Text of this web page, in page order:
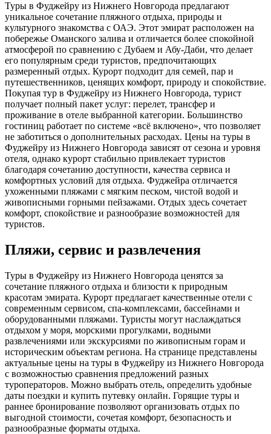
Туры в Фуджейру из Нижнего Новгорода предлагают
уникальное сочетание пляжного отдыха, природы и
культурного знакомства с ОАЭ. Этот эмират расположен на
побережье Оманского залива и отличается более спокойной
атмосферой по сравнению с Дубаем и Абу-Даби, что делает
его популярным среди туристов, предпочитающих
размеренный отдых. Курорт подходит для семей, пар и
путешественников, ценящих комфорт, природу и спокойствие.
Покупая тур в Фуджейру из Нижнего Новгорода, турист
получает полный пакет услуг: перелет, трансфер и
проживание в отеле выбранной категории. Большинство
гостиниц работает по системе «всё включено», что позволяет
не заботиться о дополнительных расходах. Цены на туры в
Фуджейру из Нижнего Новгорода зависят от сезона и уровня
отеля, однако курорт стабильно привлекает туристов
благодаря сочетанию доступности, качества сервиса и
комфортных условий для отдыха. Фуджейра отличается
ухоженными пляжами с мягким песком, чистой водой и
живописными горными пейзажами. Отдых здесь сочетает
комфорт, спокойствие и разнообразие возможностей для
туристов.
Пляжи, сервис и развлечения
Туры в Фуджейру из Нижнего Новгорода ценятся за
сочетание пляжного отдыха и близости к природным
красотам эмирата. Курорт предлагает качественные отели с
современным сервисом, спа-комплексами, бассейнами и
оборудованными пляжами. Туристы могут наслаждаться
отдыхом у моря, морскими прогулками, водными
развлечениями или экскурсиями по живописным горам и
историческим объектам региона. На странице представлены
актуальные цены на туры в Фуджейру из Нижнего Новгорода
с возможностью сравнения предложений разных
туроператоров. Можно выбрать отель, определить удобные
даты поездки и купить путевку онлайн. Горящие туры и
раннее бронирование позволяют организовать отдых по
выгодной стоимости, сочетая комфорт, безопасность и
разнообразные форматы отдыха.